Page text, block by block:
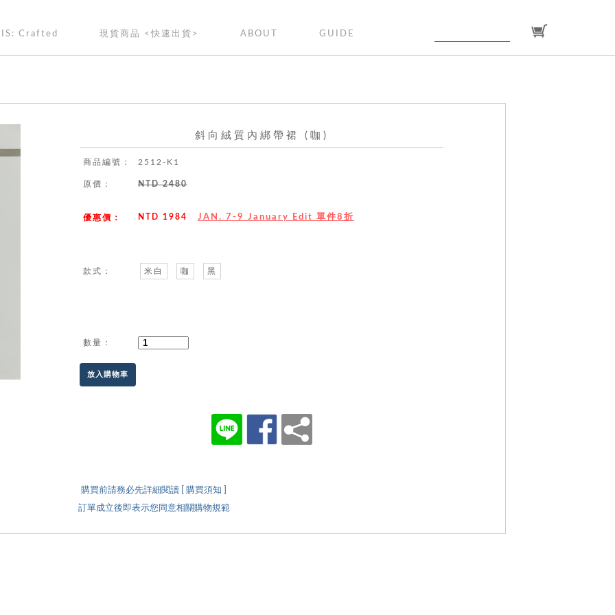
Crafted 現貨商品 <快速出貨> ABOUT GUIDE
斜向絨質內綁帶裙 (咖)
商品編號： 2512-K1
原價： NTD 2480
優惠價： NTD 1984 JAN. 7-9 January Edit 單件8折
款式： 米白 咖 黑
數量：
放入購物車
購買前請務必先詳細閱讀 [ 購買須知 ]
訂單成立後即表示您同意相關購物規範